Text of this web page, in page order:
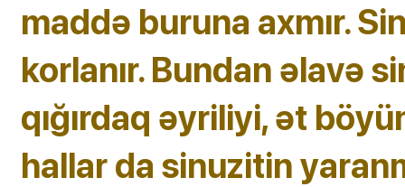
maddə buruna axmır.
korlanır. Bundan əlavə
qığırdaq əyriliyi, ət
hallar da sinuzitin